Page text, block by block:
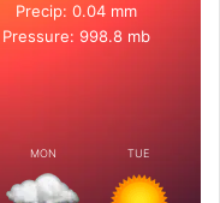
Precip: 0.04 mm
Pressure: 998.8 mb
MON TUE